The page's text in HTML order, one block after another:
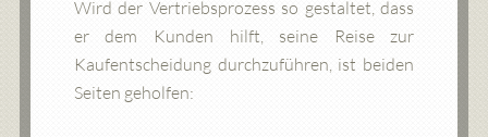
Wird der Vertriebsprozess so gestaltet, dass
er dem Kunden hilft, seine Reise zur
Kaufentscheidung durchzuführen, ist beiden
Seiten geholfen: